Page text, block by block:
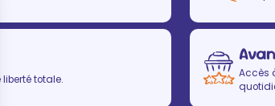
totale.
Accès